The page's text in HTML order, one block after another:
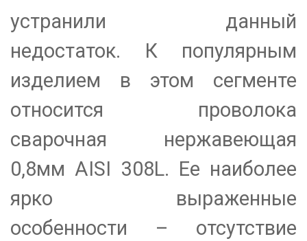
устранили данный
недостаток. К популярным
изделием в этом сегменте
относится проволока
сварочная нержавеющая
0,8мм AISI 308L. Ее наиболее
ярко выраженные
особенности – отсутствие